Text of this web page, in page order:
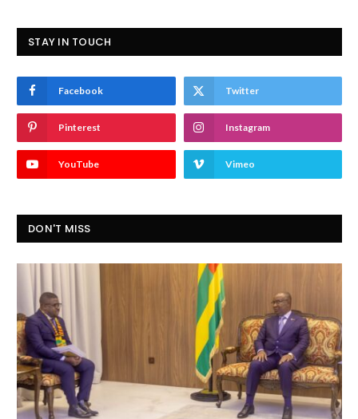
STAY IN TOUCH
Facebook Twitter
Pinterest Instagram
YouTube Vimeo
DON'T MISS